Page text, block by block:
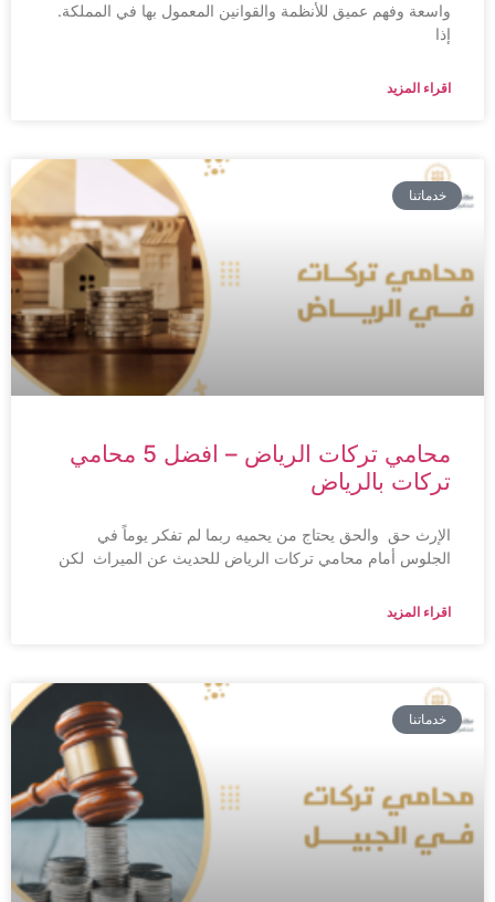
واسعة وفهم عميق للأنظمة والقوانين المعمول بها في المملكة.
اقراء المزيد
خدماتنا
محامي تركات الرياض – افضل 5 محامي
تركات بالرياض
الإرث حق والحق يحتاج من يحميه ربما لم تفكر يوماً في
الجلوس أمام محامي تركات الرياض للحديث عن الميراث لكن
اقراء المزيد
خدماتنا